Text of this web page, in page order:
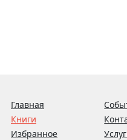
Главная
Книги
Избранное